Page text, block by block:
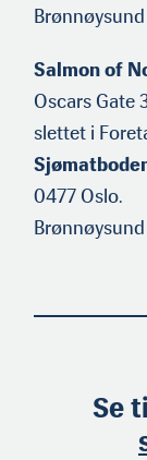
Salmon of
Oscars Gate
slettet i
0477 Oslo.
Se